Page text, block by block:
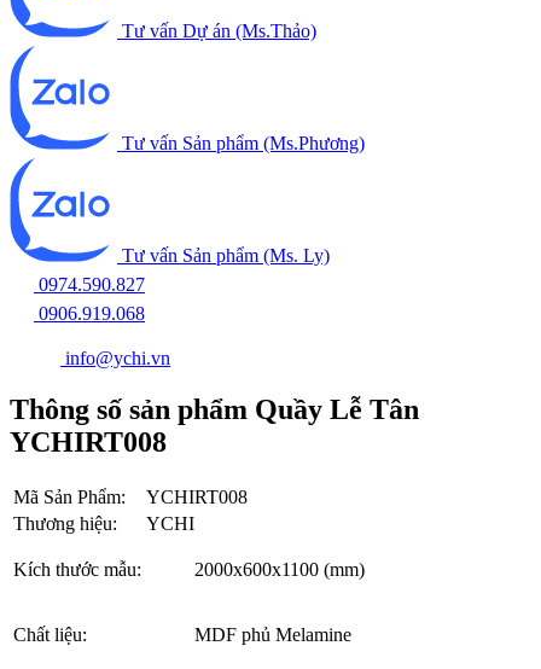
Tư vấn Dự án (Ms.Thảo)
Tư vấn Sản phẩm (Ms.Phương)
Tư vấn Sản phẩm (Ms. Ly)
0974.590.827
0906.919.068
info@ychi.vn
Thông số sản phẩm Quầy Lễ Tân
YCHIRT008
Mã Sản Phẩm:
YCHIRT008
Thương hiệu:
YCHI
Kích thước mẫu: 2000x600x1100 (mm)
Chất liệu: MDF phủ Melamine